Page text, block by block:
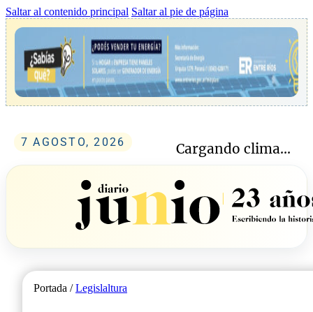
Saltar al contenido principal Saltar al pie de página
7 AGOSTO, 2026 Cargando clima...
Portada /Legislaltura